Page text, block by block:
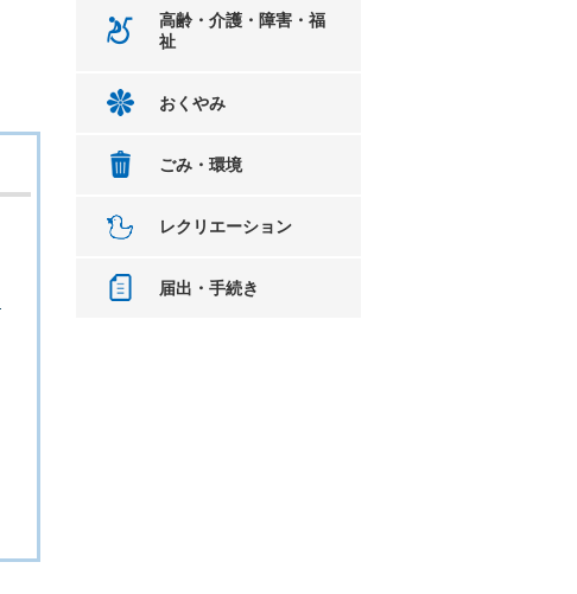
高齢・介護・障害・福
祉
おくやみ
ごみ・環境
レクリエーション
届出・手続き